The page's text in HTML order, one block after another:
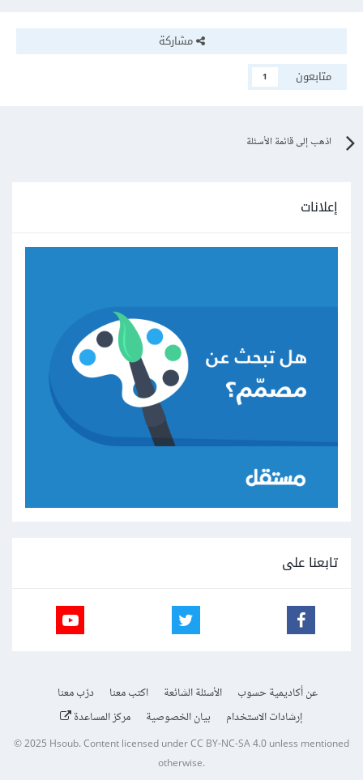
مشاركة
متابعون
1
اذهب إلى قائمة الأسئلة
إعلانات
تابعنا على
عن أكاديمية حسوب الأسئلة الشائعة اكتب معنا
درّب معنا
إرشادات الاستخدام
بيان الخصوصية مركز المساعدة
© 2025Hsoub.Content licensed underCC BY-NC-SA 4.0unless mentioned
otherwise.